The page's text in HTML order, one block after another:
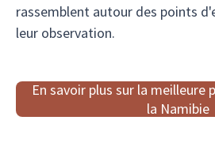
rassemblent autour des points
leur observation.
En savoir plus sur la meilleure
la Namibie